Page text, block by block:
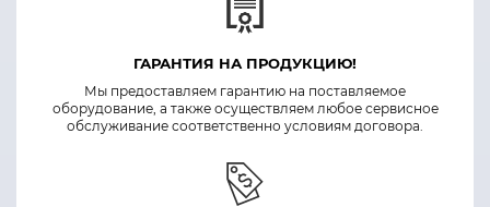
ГАРАНТИЯ НА ПРОДУКЦИЮ!
Мы предоставляем гарантию на поставляемое
оборудование, а также осуществляем любое сервисное
обслуживание соответственно условиям договора.